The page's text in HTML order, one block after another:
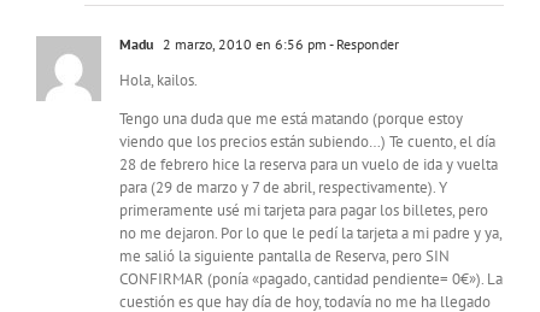
Madu 2 marzo, 2010 en 6:56 pm - Responder
Hola, kailos.
Tengo una duda que me está matando (porque estoy
viendo que los precios están subiendo…) Te cuento, el día
28 de febrero hice la reserva para un vuelo de ida y vuelta
para (29 de marzo y 7 de abril, respectivamente). Y
primeramente usé mi tarjeta para pagar los billetes, pero
no me dejaron. Por lo que le pedí la tarjeta a mi padre y ya,
me salió la siguiente pantalla de Reserva, pero SIN
CONFIRMAR (ponía «pagado, cantidad pendiente= 0€»). La
cuestión es que hay día de hoy, todavía no me ha llegado